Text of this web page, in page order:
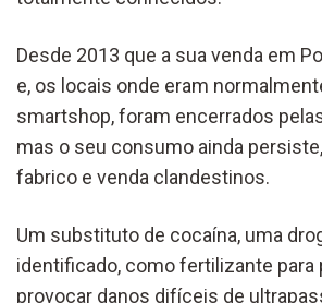
Desde 2013 que a sua venda em
e, os locais onde eram
smartshop, foram encerrados
mas o seu consumo ainda
fabrico e venda clandestinos.
Um substituto de cocaína, uma
identificado, como fertilizante para
provocar danos difíceis de